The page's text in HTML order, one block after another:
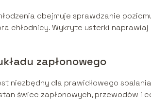
obejmuje sprawdzanie
chłodnicy. Wykryte usterki
zapłonowego
niezbędny dla prawidłowego
świec zapłonowych, przewodów i